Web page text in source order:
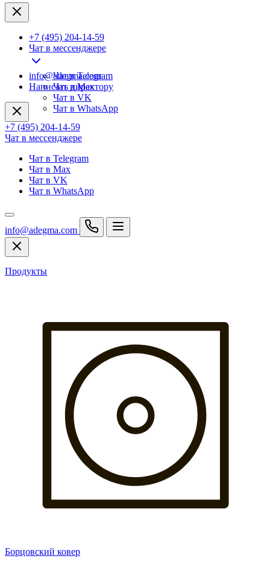
+7 (495) 204-14-59
Чат в мессенджере
Чат в Telegram
Чат в Max
Чат в VK
Чат в WhatsApp
info@adegma.com
Написать директору
+7 (495) 204-14-59
Чат в мессенджере
Чат в Telegram
Чат в Max
Чат в VK
Чат в WhatsApp
info@adegma.com
Продукты
Борцовский ковер